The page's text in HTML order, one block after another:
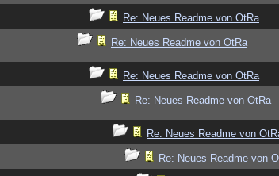
Re: Neues Readme von OtRa
Re: Neues Readme von OtRa
Re: Neues Readme von OtRa
Re: Neues Readme von OtRa
Re: Neues Readme von
Re: Neues Readme von